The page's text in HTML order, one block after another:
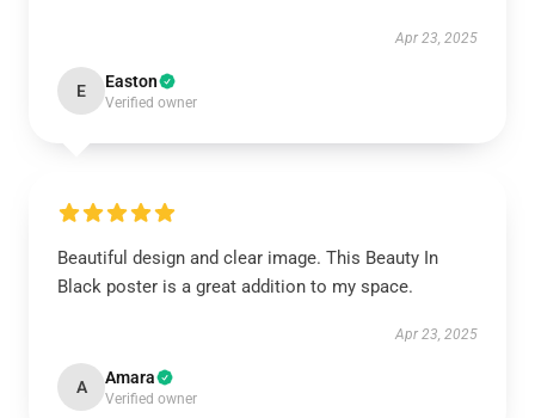
Apr 23, 2025
E Easton
Verified owner
Beautiful design and clear image. This Beauty In
Black poster is a great addition to my space.
Apr 23, 2025
A Amara
Verified owner